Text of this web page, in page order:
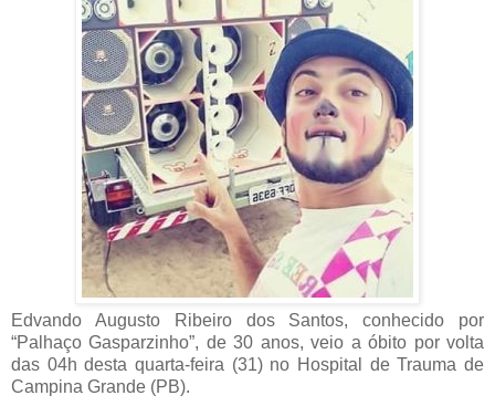
Edvando Augusto Ribeiro dos Santos, conhecido por
“Palhaço Gasparzinho”, de 30 anos, veio a óbito por volta
das 04h desta quarta-feira (31) no Hospital de Trauma de
Campina Grande (PB).